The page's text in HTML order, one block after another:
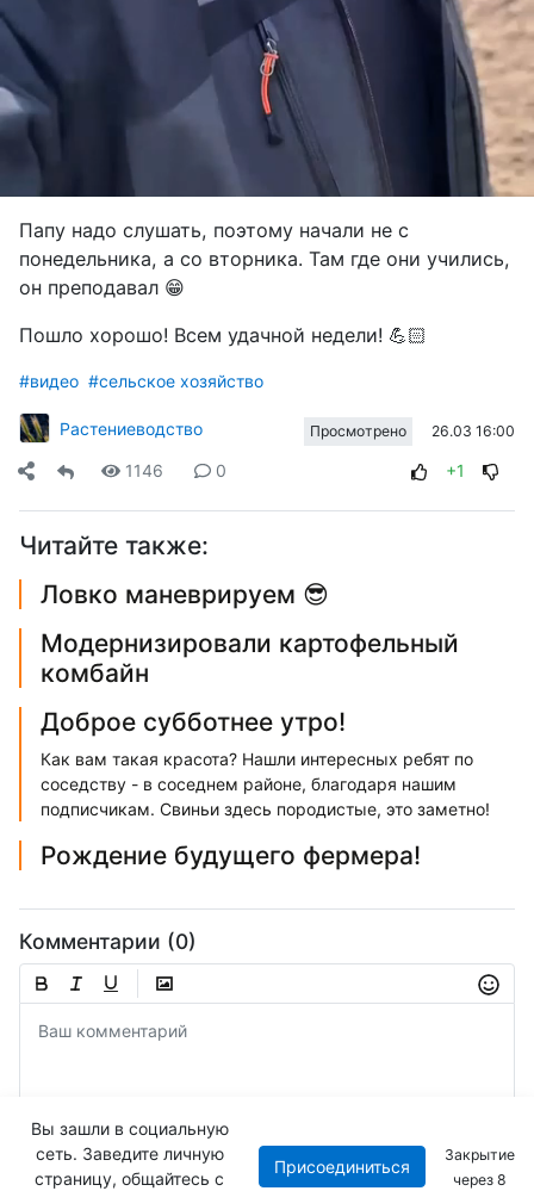
Папу надо слушать, поэтому начали не с
понедельника, а со вторника. Там где они учились,
он преподавал 😁
Пошло хорошо! Всем удачной недели! 💪🏻
#видео #сельское хозяйство
Растениеводство Просмотрено 26.03 16:00
1146 0 +1
Читайте также:
Ловко маневрируем 😎
Модернизировали картофельный
комбайн
Доброе субботнее утро!
Как вам такая красота? Нашли интересных ребят по
соседству - в соседнем районе, благодаря нашим
подписчикам. Свиньи здесь породистые, это заметно!
Рождение будущего фермера!
Комментарии (0)
Отправить
Вы зашли в социальную
сеть. Заведите личную
страницу, общайтесь с
Присоединиться
Закрытие
через 8